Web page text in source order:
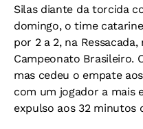
Silas diante da torcida
domingo, o time
por 2 a 2, na
Campeonato Brasileiro.
mas cedeu o empate
com um jogador a mais
expulso aos 32 minutos